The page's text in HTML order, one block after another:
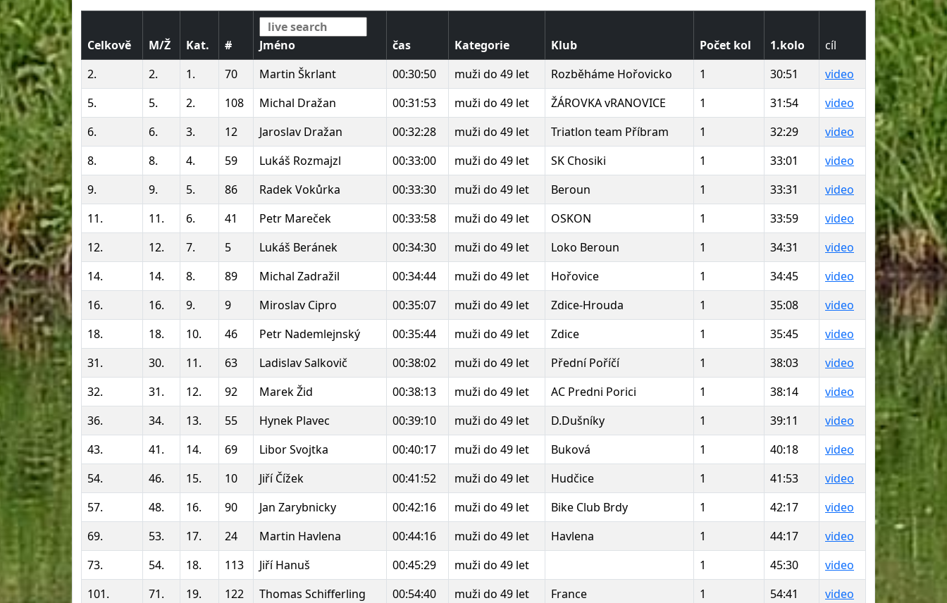
Celkově M/Ž Kat. # Jméno čas Kategorie Klub Počet kol 1.kolo
cíl
2.
2. 1. 70 Martin Škrlant 00:30:50 muži do 49 let Rozběháme Hořovicko 1 30:51
video
5.
5. 2. 108 Michal Dražan 00:31:53 muži do 49 let ŽÁROVKA vRANOVICE 1 31:54
video
6.
6. 3. 12 Jaroslav Dražan 00:32:28 muži do 49 let Triatlon team Příbram 1 32:29
video
8.
8. 4. 59 Lukáš Rozmajzl 00:33:00 muži do 49 let SK Chosiki 1 33:01
video
9.
9. 5. 86 Radek Vokůrka 00:33:30 muži do 49 let Beroun 1 33:31
video
11.
11. 6. 41 Petr Mareček 00:33:58 muži do 49 let OSKON 1 33:59
video
12.
12. 7. 5 Lukáš Beránek 00:34:30 muži do 49 let Loko Beroun 1 34:31
video
14.
14. 8. 89 Michal Zadražil 00:34:44 muži do 49 let Hořovice 1 34:45
video
16.
16. 9. 9 Miroslav Cipro 00:35:07 muži do 49 let Zdice-Hrouda 1 35:08
video
18.
18. 10. 46 Petr Nademlejnský 00:35:44 muži do 49 let Zdice 1 35:45
video
31.
30. 11. 63 Ladislav Salkovič 00:38:02 muži do 49 let Přední Poříčí 1 38:03
video
32.
31. 12. 92 Marek Žid 00:38:13 muži do 49 let AC Predni Porici 1 38:14
video
36.
34. 13. 55 Hynek Plavec 00:39:10 muži do 49 let D.Dušníky 1 39:11
video
43.
41. 14. 69 Libor Svojtka 00:40:17 muži do 49 let Buková 1 40:18
video
54.
46. 15. 10 Jiří Čížek 00:41:52 muži do 49 let Hudčice 1 41:53
video
57.
48. 16. 90 Jan Zarybnicky 00:42:16 muži do 49 let Bike Club Brdy 1 42:17
video
69.
53. 17. 24 Martin Havlena 00:44:16 muži do 49 let Havlena 1 44:17
video
73.
54. 18. 113 Jiří Hanuš 00:45:29 muži do 49 let 1 45:30
video
101.
71. 19. 122 Thomas Schifferling 00:54:40 muži do 49 let France 1 54:41
video